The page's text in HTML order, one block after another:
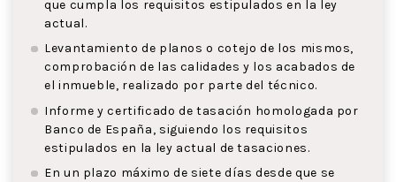
que cumpla los requisitos estipulados en la ley
actual.
Levantamiento de planos o cotejo de los mismos,
comprobación de las calidades y los acabados de
el inmueble, realizado por parte del técnico.
Informe y certificado de tasación homologada por
Banco de España, siguiendo los requisitos
estipulados en la ley actual de tasaciones.
En un plazo máximo de siete días desde que se